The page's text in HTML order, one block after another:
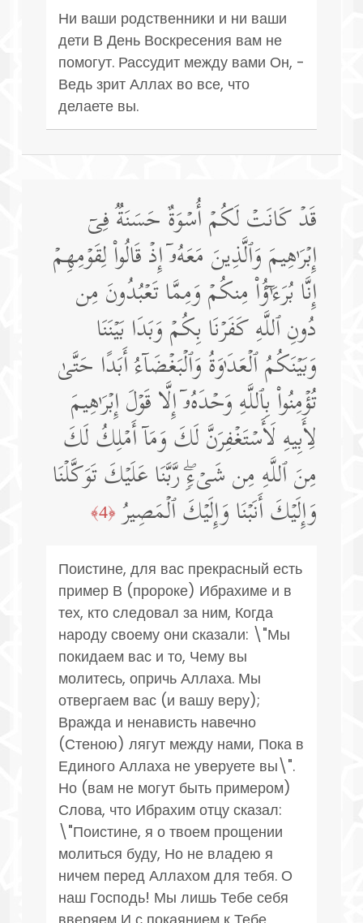
Ни ваши родственники и ни ваши
дети В День Воскресения вам не
помогут. Рассудит между вами Он, -
Ведь зрит Аллах во все, что
делаете вы.
قَدۡ كَانَتۡ لَكُمۡ أُسۡوَةٌ حَسَنَةࣱ فِیۤ
إِبۡرَ ٰ⁠هِیمَ وَٱلَّذِینَ مَعَهُۥۤ إِذۡ قَالُوا۟ لِقَوۡمِهِمۡ
إِنَّا بُرَءَ ٰۤ⁠ ؤُا۟ مِنكُمۡ وَمِمَّا تَعۡبُدُونَ مِن
دُونِ ٱللَّهِ كَفَرۡنَا بِكُمۡ وَبَدَا بَیۡنَنَا
وَبَیۡنَكُمُ ٱلۡعَدَ ٰ⁠وَةُ وَٱلۡبَغۡضَاۤءُ أَبَدًا حَتَّىٰ
تُؤۡمِنُوا۟ بِٱللَّهِ وَحۡدَهُۥۤ إِلَّا قَوۡلَ إِبۡرَ ٰ⁠هِیمَ
لِأَبِیهِ لَأَسۡتَغۡفِرَنَّ لَكَ وَمَاۤ أَمۡلِكُ لَكَ
مِنَ ٱللَّهِ مِن شَیۡءࣲۖ رَّبَّنَا عَلَیۡكَ تَوَكَّلۡنَا
وَإِلَیۡكَ أَنَبۡنَا وَإِلَیۡكَ ٱلۡمَصِیرُ ﴿4﴾
Поистине, для вас прекрасный есть
пример В (пророке) Ибрахиме и в
тех, кто следовал за ним, Когда
народу своему они сказали: \"Мы
покидаем вас и то, Чему вы
молитесь, опричь Аллаха. Мы
отвергаем вас (и вашу веру);
Вражда и ненависть навечно
(Стеною) лягут между нами, Пока в
Единого Аллаха не уверуете вы\".
Но (вам не могут быть примером)
Слова, что Ибрахим отцу сказал:
\"Поистине, я о твоем прощении
молиться буду, Но не владею я
ничем перед Аллахом для тебя. О
наш Господь! Мы лишь Тебе себя